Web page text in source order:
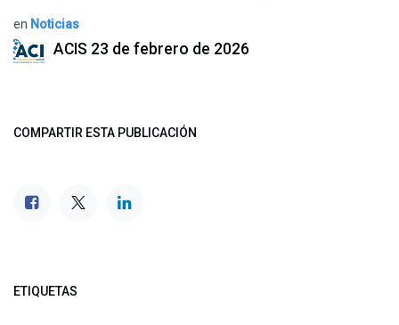
en Noticias
ACIS 23 de febrero de 2026
COMPARTIR ESTA PUBLICACIÓN
ETIQUETAS